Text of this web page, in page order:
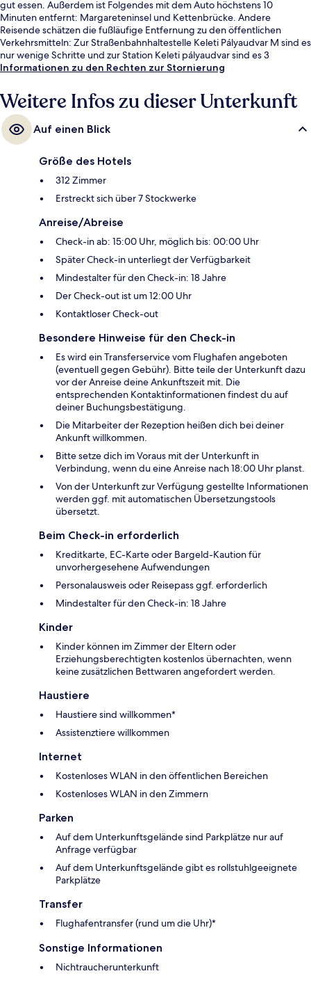
gut essen. Außerdem ist Folgendes mit dem Auto höchstens 10
Minuten entfernt: Margareteninsel und Kettenbrücke. Andere
Reisende schätzen die fußläufige Entfernung zu den öffentlichen
Verkehrsmitteln: Zur Straßenbahnhaltestelle Keleti Pályaudvar M sind es
nur wenige Schritte und zur Station Keleti pályaudvar sind es 3
Gehminuten.
Informationen zu den Rechten zur Stornierung
Weitere Infos zu dieser Unterkunft
Auf einen Blick
Größe des Hotels
312 Zimmer
Erstreckt sich über 7 Stockwerke
Anreise/Abreise
Check-in ab: 15:00 Uhr, möglich bis: 00:00 Uhr
Später Check-in unterliegt der Verfügbarkeit
Mindestalter für den Check-in: 18 Jahre
Der Check-out ist um 12:00 Uhr
Kontaktloser Check-out
Besondere Hinweise für den Check-in
Es wird ein Transferservice vom Flughafen angeboten
(eventuell gegen Gebühr). Bitte teile der Unterkunft dazu
vor der Anreise deine Ankunftszeit mit. Die
entsprechenden Kontaktinformationen findest du auf
deiner Buchungsbestätigung.
Die Mitarbeiter der Rezeption heißen dich bei deiner
Ankunft willkommen.
Bitte setze dich im Voraus mit der Unterkunft in
Verbindung, wenn du eine Anreise nach 18:00 Uhr planst.
Von der Unterkunft zur Verfügung gestellte Informationen
werden ggf. mit automatischen Übersetzungstools
übersetzt.
Beim Check-in erforderlich
Kreditkarte, EC-Karte oder Bargeld-Kaution für
unvorhergesehene Aufwendungen
Personalausweis oder Reisepass ggf. erforderlich
Mindestalter für den Check-in: 18 Jahre
Kinder
Kinder können im Zimmer der Eltern oder
Erziehungsberechtigten kostenlos übernachten, wenn
keine zusätzlichen Bettwaren angefordert werden.
Haustiere
Haustiere sind willkommen*
Assistenztiere willkommen
Internet
Kostenloses WLAN in den öffentlichen Bereichen
Kostenloses WLAN in den Zimmern
Parken
Auf dem Unterkunftsgelände sind Parkplätze nur auf
Anfrage verfügbar
Auf dem Unterkunftsgelände gibt es rollstuhlgeeignete
Parkplätze
Transfer
Flughafentransfer (rund um die Uhr)*
Sonstige Informationen
Nichtraucherunterkunft